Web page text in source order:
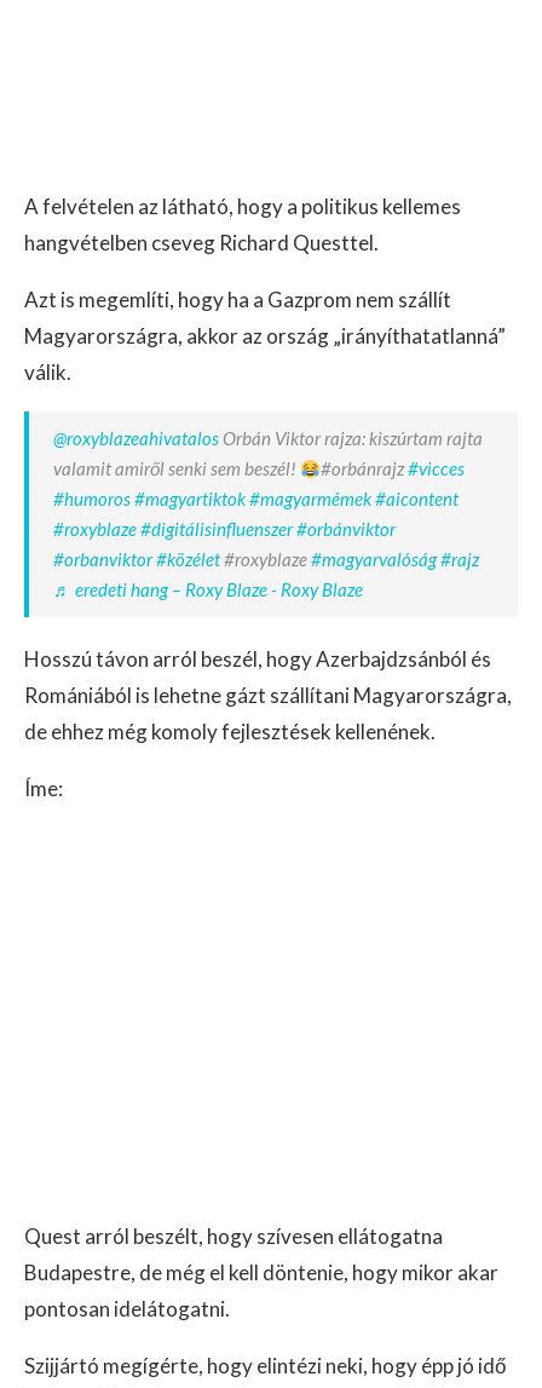
A felvételen az látható, hogy a politikus kellemes
hangvételben cseveg Richard Questtel.
Azt is megemlíti, hogy ha a Gazprom nem szállít
Magyarországra, akkor az ország „irányíthatatlanná”
válik.
@roxyblazeahivatalosOrbán Viktor rajza: kiszúrtam rajta
valamit amiről senki sem beszél!
#orbánrajz#vicces
#humoros#magyartiktok#magyarmémek#aicontent
#roxyblaze#digitálisinfluenszer#orbánviktor
#orbanviktor#közélet#roxyblaze#magyarvalóság#rajz
♬ eredeti hang – Roxy Blaze - Roxy Blaze
Hosszú távon arról beszél, hogy Azerbajdzsánból és
Romániából is lehetne gázt szállítani Magyarországra,
de ehhez még komoly fejlesztések kellenének.
Íme:
Quest arról beszélt, hogy szívesen ellátogatna
Budapestre, de még el kell döntenie, hogy mikor akar
pontosan idelátogatni.
Szijjártó megígérte, hogy elintézi neki, hogy épp jó idő